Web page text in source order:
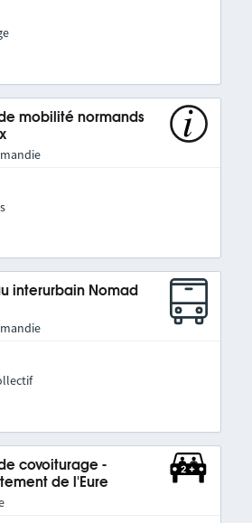
mobilité normands
interurbain Nomad
covoiturage -
de l'Eure